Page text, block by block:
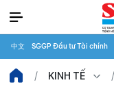
中文 SGGP Đầu tư Tài chính
KINH TẾ